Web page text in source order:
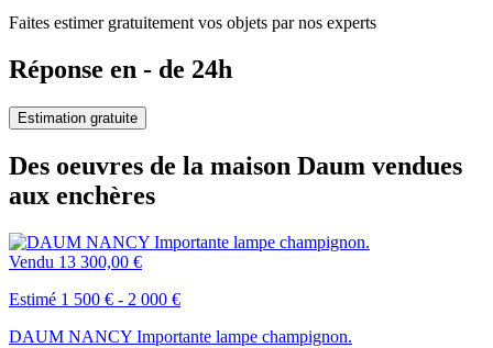
Faites estimer gratuitement vos objets par nos experts
Réponse en - de 24h
Estimation gratuite
Des oeuvres de la maison Daum vendues
aux enchères
Vendu 13 300,00 €
Estimé 1 500 € - 2 000 €
DAUM NANCY Importante lampe champignon.